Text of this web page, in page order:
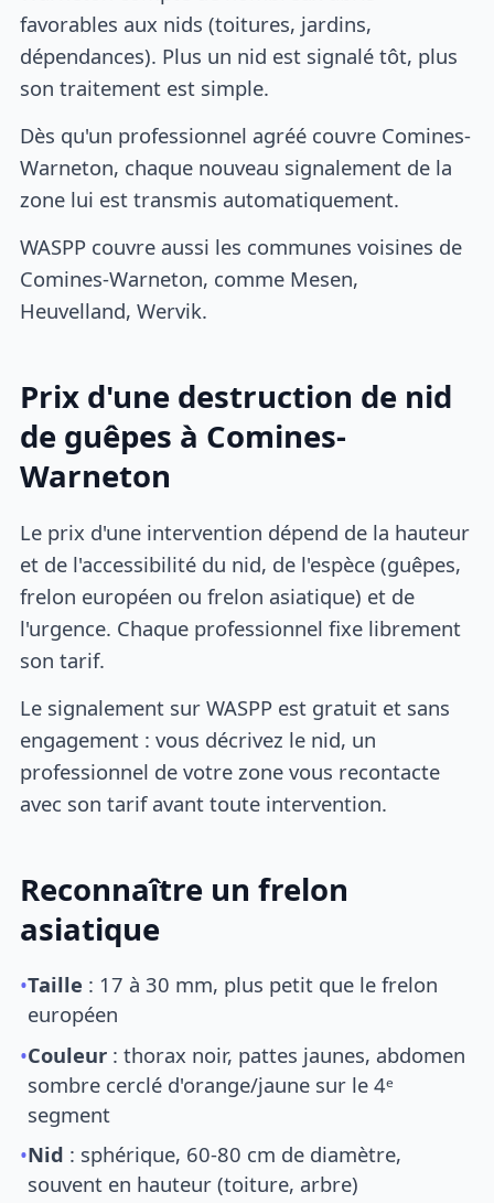
favorables aux nids (toitures, jardins,
dépendances). Plus un nid est signalé tôt, plus
son traitement est simple.
Dès qu'un professionnel agréé couvre Comines-
Warneton, chaque nouveau signalement de la
zone lui est transmis automatiquement.
WASPP couvre aussi les communes voisines de
Comines-Warneton, comme Mesen,
Heuvelland, Wervik.
Prix d'une destruction de nid
de guêpes à Comines-
Warneton
Le prix d'une intervention dépend de la hauteur
et de l'accessibilité du nid, de l'espèce (guêpes,
frelon européen ou frelon asiatique) et de
l'urgence. Chaque professionnel fixe librement
son tarif.
Le signalement sur WASPP est gratuit et sans
engagement : vous décrivez le nid, un
professionnel de votre zone vous recontacte
avec son tarif avant toute intervention.
Reconnaître un frelon
asiatique
•Taille : 17 à 30 mm, plus petit que le frelon
européen
•Couleur : thorax noir, pattes jaunes, abdomen
sombre cerclé d'orange/jaune sur le 4ᵉ
segment
•Nid : sphérique, 60-80 cm de diamètre,
souvent en hauteur (toiture, arbre)